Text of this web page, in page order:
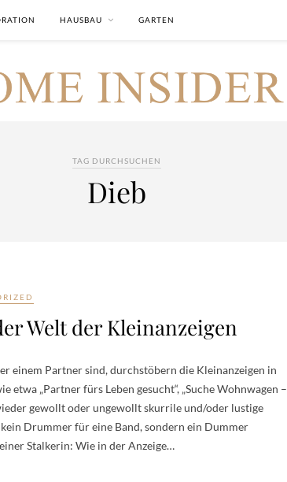
HAUSBAU GARTEN
TAG DURCHSUCHEN
Dieb
Welt der Kleinanzeigen
einem Partner sind, durchstöbern die Kleinanzeigen in
etwa „Partner fürs Leben gesucht“, „Suche Wohnwagen –
gewollt oder ungewollt skurrile und/oder lustige
Drummer für eine Band, sondern ein Dummer
Stalkerin: Wie in der Anzeige…